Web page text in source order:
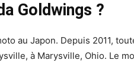
Goldwings ?
au Japon. Depuis 2011,
à Marysville, Ohio. Le